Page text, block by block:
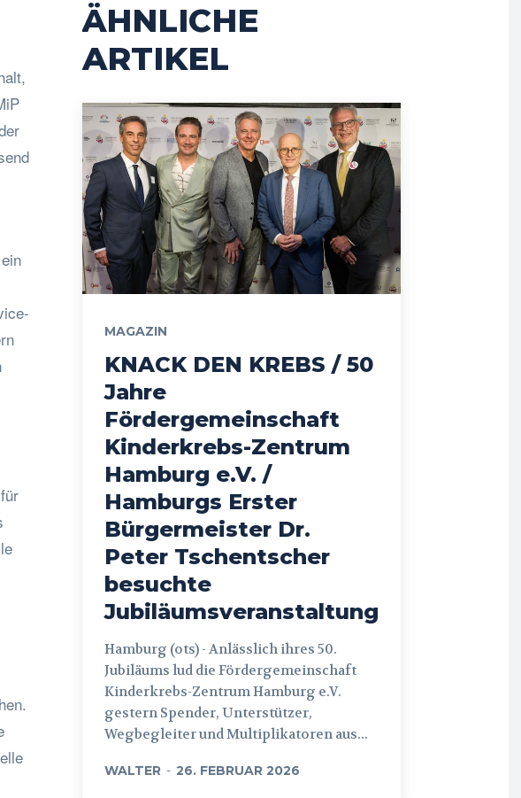
ÄHNLICHE
ARTIKEL
MAGAZIN
KNACK DEN KREBS / 50
Jahre
Fördergemeinschaft
Kinderkrebs-Zentrum
Hamburg e.V. /
Hamburgs Erster
Bürgermeister Dr.
Peter Tschentscher
besuchte
Jubiläumsveranstaltung
Hamburg (ots) - Anlässlich ihres 50.
Jubiläums lud die Fördergemeinschaft
Kinderkrebs-Zentrum Hamburg e.V.
gestern Spender, Unterstützer,
Wegbegleiter und Multiplikatoren aus...
WALTER - 26. FEBRUAR 2026